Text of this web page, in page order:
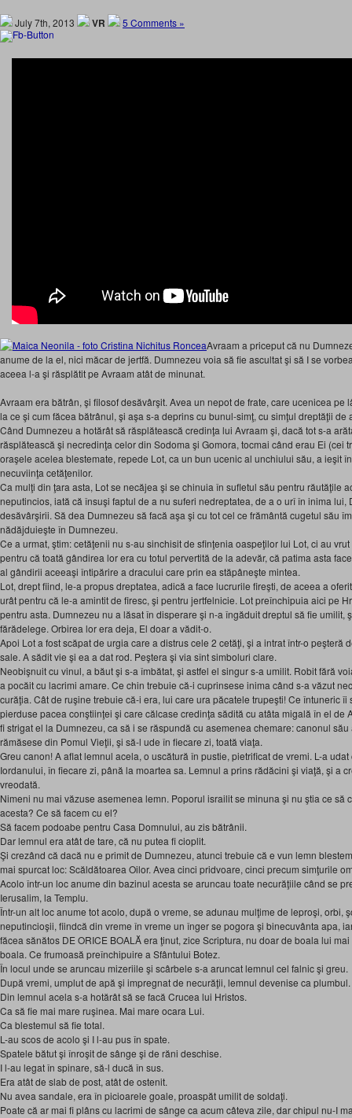
July 7th, 2013 VR 5 Comments »
Avraam a priceput că nu
anume de la el, nici măcar de jertfă. Dumnezeu voia să fie ascultat şi să I se
aceea l-a şi răsplătit pe Avraam atât de minunat.
Avraam era bătrân, şi filosof desăvârşit. Avea un nepot de frate, care ucenicea pe
la ce şi cum făcea bătrânul, şi aşa s-a deprins cu bunul-simţ, cu simţul dreptăţii de
Când Dumnezeu a hotărât să răsplătească credinţa lui Avraam şi, dacă tot s-a
răsplătească şi necredinţa celor din Sodoma şi Gomora, tocmai când erau Ei (cei
oraşele acelea blestemate, repede Lot, ca un bun ucenic al unchiului său, a ieşit
necuviinţa cetăţenilor.
Ca mulţi din ţara asta, Lot se necăjea şi se chinuia în sufletul său pentru răutăţile
neputincios, iată că însuşi faptul de a nu suferi nedreptatea, de a o urî în inima lui,
desăvârşirii. Să dea Dumnezeu să facă aşa şi cu tot cel ce frământă cugetul său
nădăjduieşte în Dumnezeu.
Ce a urmat, ştim: cetăţenii nu s-au sinchisit de sfinţenia oaspeţilor lui Lot, ci au
pentru că toată gândirea lor era cu totul pervertită de la adevăr, că patima asta
al gândirii aceeaşi întipărire a dracului care prin ea stăpâneşte mintea.
Lot, drept fiind, le-a propus dreptatea, adică a face lucrurile fireşti, de aceea a
urât pentru că le-a amintit de firesc, şi pentru jertfelnicie. Lot preînchipuia aici pe
pentru asta. Dumnezeu nu a lăsat în disperare şi n-a îngăduit dreptul să fie umilit,
fărădelege. Orbirea lor era deja, El doar a vădit-o.
Apoi Lot a fost scăpat de urgia care a distrus cele 2 cetăţi, şi a intrat într-o peşteră
sale. A sădit vie şi ea a dat rod. Peştera şi via sînt simboluri clare.
Neobişnuit cu vinul, a băut şi s-a îmbătat, şi astfel el singur s-a umilit. Robit fără
a pocăit cu lacrimi amare. Ce chin trebuie că-i cuprinsese inima când s-a văzut
curăţia. Cât de ruşine trebuie că-i era, lui care ura păcatele trupeşti! Ce întuneric îi
pierduse pacea conştiinţei şi care călcase credinţa sădită cu atâta migală în el de
fi strigat el la Dumnezeu, ca să i se răspundă cu asemenea chemare: canonul
rămăsese din Pomul Vieţii, şi să-l ude în fiecare zi, toată viaţa.
Greu canon! A aflat lemnul acela, o uscătură în pustie, pietrificat de vremi. L-a
Iordanului, în fiecare zi, până la moartea sa. Lemnul a prins rădăcini şi viaţă, şi a
vreodată.
Nimeni nu mai văzuse asemenea lemn. Poporul israilit se minuna şi nu ştia ce să
acesta? Ce să facem cu el?
Să facem podoabe pentru Casa Domnului, au zis bătrânii.
Dar lemnul era atât de tare, că nu putea fi cioplit.
Şi crezând că dacă nu e primit de Dumnezeu, atunci trebuie că e vun lemn
mai spurcat loc: Scăldătoarea Oilor. Avea cinci pridvoare, cinci precum simţurile
Acolo într-un loc anume din bazinul acesta se aruncau toate necurăţiile când se
Ierusalim, la Templu.
Într-un alt loc anume tot acolo, după o vreme, se adunau mulţime de leproşi, orbi,
neputincioşii, fiindcă din vreme în vreme un înger se pogora şi binecuvânta apa,
făcea sănătos DE ORICE BOALĂ era ţinut, zice Scriptura, nu doar de boala lui
boala. Ce frumoasă preînchipuire a Sfântului Botez.
În locul unde se aruncau mizeriile şi scârbele s-a aruncat lemnul cel falnic şi greu.
După vremi, umplut de apă şi impregnat de necurăţii, lemnul devenise ca plumbul.
Din lemnul acela s-a hotărât să se facă Crucea lui Hristos.
Ca să fie mai mare ruşinea. Mai mare ocara Lui.
Ca blestemul să fie total.
L-au scos de acolo şi I l-au pus în spate.
Spatele bătut şi înroşit de sânge şi de răni deschise.
I l-au legat în spinare, să-l ducă în sus.
Era atât de slab de post, atât de ostenit.
Nu avea sandale, era în picioarele goale, proaspăt umilit de soldaţi.
Poate că ar mai fi plâns cu lacrimi de sânge ca acum câteva zile, dar chipul nu-I